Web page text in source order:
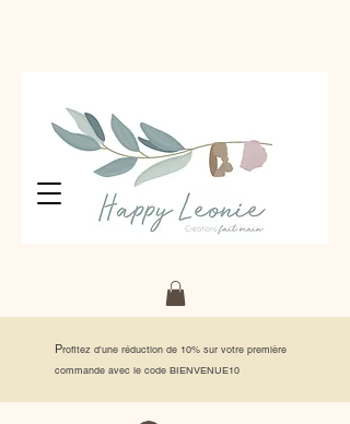
Profitez d'une réduction de 10% sur votre première
commande avec le code BIENVENUE10